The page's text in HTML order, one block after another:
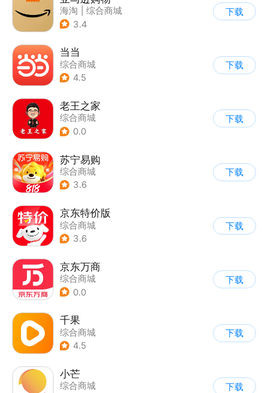
海淘
综合商城
3.4
下载
当当
综合商城
4.5
下载
老王之家
综合商城
0.0
下载
苏宁易购
综合商城
3.6
下载
京东特价版
综合商城
3.6
下载
京东万商
综合商城
0.0
下载
千果
综合商城
4.5
下载
小芒
综合商城
下载